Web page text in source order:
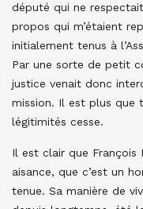
député qui ne
propos qui m’étaient
initialement tenus à
Par une sorte de petit
justice venait donc
mission. Il est plus que
légitimités cesse.
Il est clair que François
aisance, que c’est un
tenue. Sa manière de